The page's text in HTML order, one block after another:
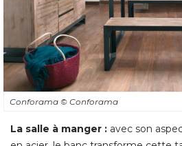
Conforama © Conforama
La salle à manger : avec son